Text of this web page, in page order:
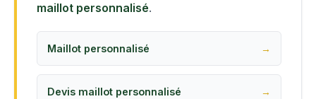
maillot personnalisé.
Maillot personnalisé
Devis maillot personnalisé